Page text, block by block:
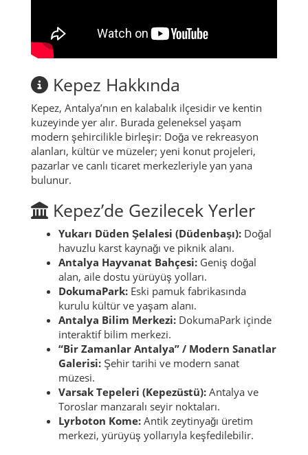
Kepez Hakkında
Kepez, Antalya’nın en kalabalık ilçesidir ve kentin
kuzeyinde yer alır. Burada geleneksel yaşam
modern şehircilikle birleşir: Doğa ve rekreasyon
alanları, kültür ve müzeler; yeni konut projeleri,
pazarlar ve canlı ticaret merkezleriyle yan yana
bulunur.
Kepez’de Gezilecek Yerler
Yukarı Düden Şelalesi (Düdenbaşı): Doğal
havuzlu karst kaynağı ve piknik alanı.
Antalya Hayvanat Bahçesi: Geniş doğal
alan, aile dostu yürüyüş yolları.
DokumaPark: Eski pamuk fabrikasında
kurulu kültür ve yaşam alanı.
Antalya Bilim Merkezi: DokumaPark içinde
interaktif bilim merkezi.
“Bir Zamanlar Antalya” / Modern Sanatlar
Galerisi: Şehir tarihi ve modern sanat
müzesi.
Varsak Tepeleri (Kepezüstü): Antalya ve
Toroslar manzaralı seyir noktaları.
Lyrboton Kome: Antik zeytinyağı üretim
merkezi, yürüyüş yollarıyla keşfedilebilir.